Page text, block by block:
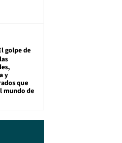
golpe de
y
que
mundo de